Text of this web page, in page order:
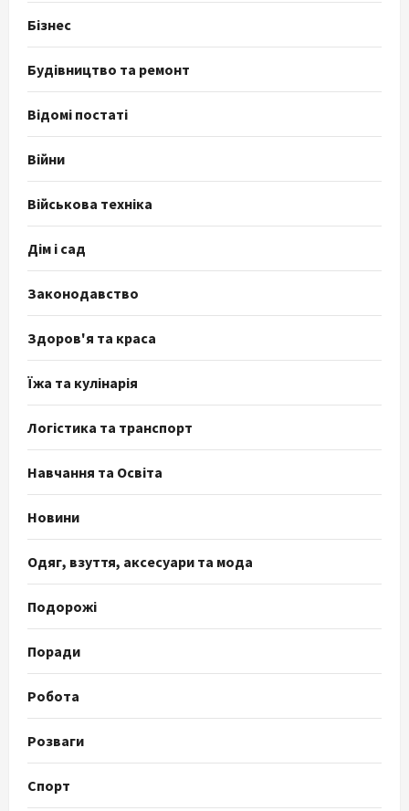
Бізнес
Будівництво та ремонт
Відомі постаті
Війни
Військова техніка
Дім і сад
Законодавство
Здоров'я та краса
Їжа та кулінарія
Логістика та транспорт
Навчання та Освіта
Новини
Одяг, взуття, аксесуари та мода
Подорожі
Поради
Робота
Розваги
Спорт